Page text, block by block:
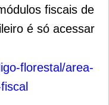
fiscais de
é só acessar
florestal/area-